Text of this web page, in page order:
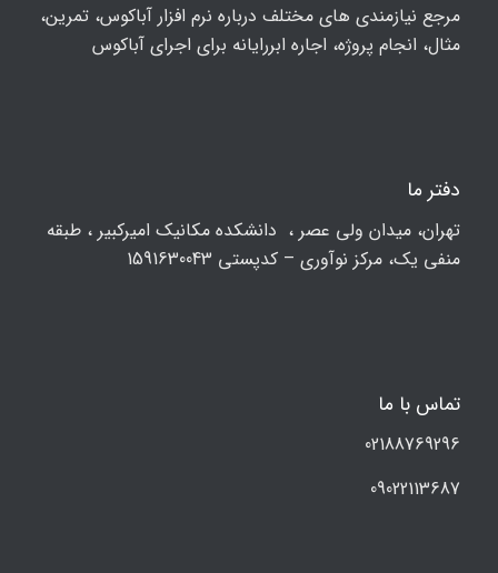
مرجع نیازمندی های مختلف درباره نرم افزار آباکوس، تمرین،
مثال، انجام پروژه، اجاره ابررایانه برای اجرای آباکوس
دفتر ما
تهران، ميدان ولي عصر ، دانشکده مكانيك امیرکبیر ، طبقه
منفی یک، مرکز نوآوری – کدپستی 1591630043
تماس با ما
02188769296
09022113687